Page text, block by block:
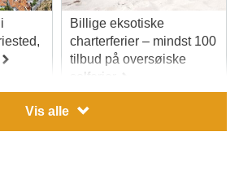
Billige eksotiske
charterferier – mindst 100
tilbud på oversøiske
solferier
Vis alle